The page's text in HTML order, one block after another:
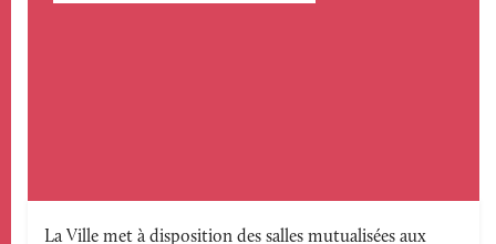
Texte
La Ville met à disposition des salles mutualisées aux